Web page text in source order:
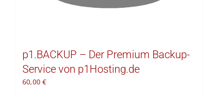
p1.BACKUP – Der Premium Backup-
Service von p1Hosting.de
60,00€